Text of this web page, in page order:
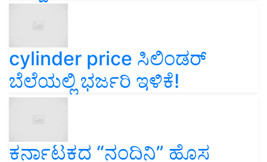
cylinder price ಸಿಲಿಂಡರ್‌
ಬೆಲೆಯಲ್ಲಿ ಭರ್ಜರಿ ಇಳಿಕೆ!
ಕರ್ನಾಟಕದ “ನಂದಿನಿ” ಹೊಸ